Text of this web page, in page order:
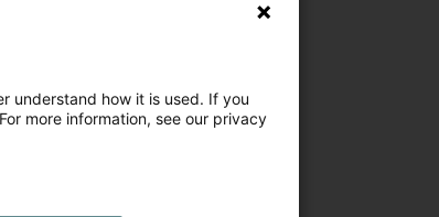
understand how it is used. If you
more information, see our privacy